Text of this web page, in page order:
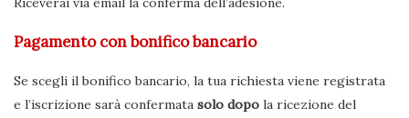
Pagamento con bonifico bancario
Se scegli il bonifico bancario, la tua richiesta viene registrata
e l’iscrizione sarà confermata solo dopo la ricezione del